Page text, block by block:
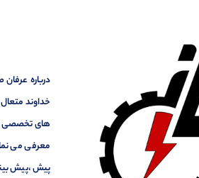
درباره
خداوند
معرفی می
پیش ،پیش